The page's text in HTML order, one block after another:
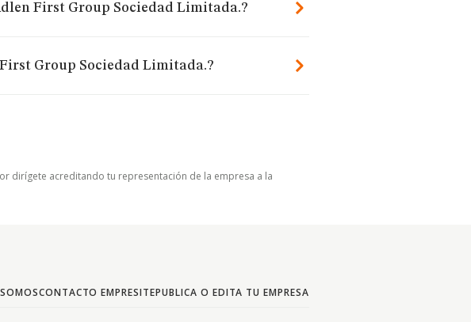
First Group Sociedad Limitada.?
Group Sociedad Limitada.?
dirígete acreditando tu representación de la empresa a la
CONTACTO EMPRESITEPUBLICA O EDITA TU EMPRESA